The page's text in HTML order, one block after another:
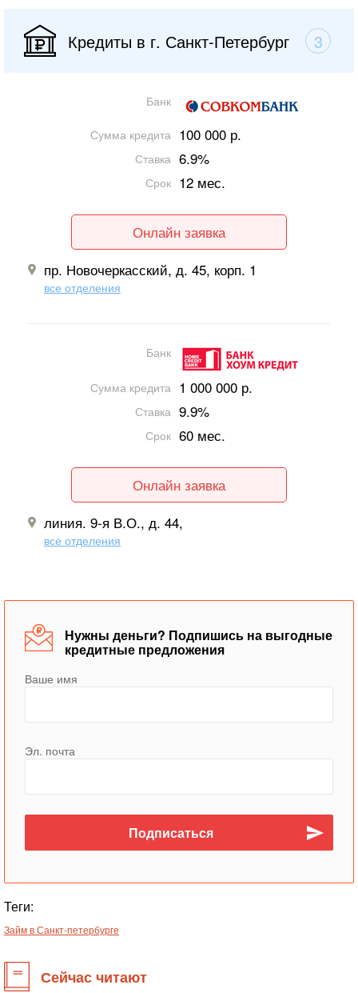
Кредиты в г. Санкт-Петербург 3
Банк
Сумма кредита 100 000 р.
Ставка 6.9%
Срок 12 мес.
Онлайн заявка
пр. Новочеркасский, д. 45, корп. 1
все отделения
Банк
Сумма кредита 1 000 000 р.
Ставка 9.9%
Срок 60 мес.
Онлайн заявка
линия. 9-я В.О., д. 44,
все отделения
Нужны деньги? Подпишись на выгодные
кредитные предложения
Ваше имя
Эл. почта
Теги:
Займ в Санкт-петербурге
Сейчас читают